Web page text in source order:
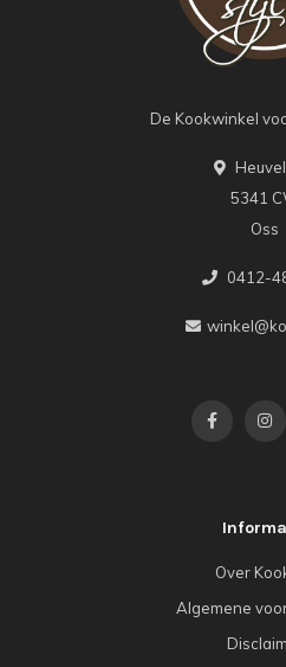
De Kookwinkel
5341
Oss
0412-
Over
Algemene